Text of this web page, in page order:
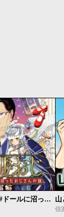
ドルおじ #ドールに沼ったおじさんの話 山
信